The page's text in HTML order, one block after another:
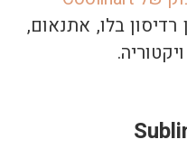
בלו, אתנאום,